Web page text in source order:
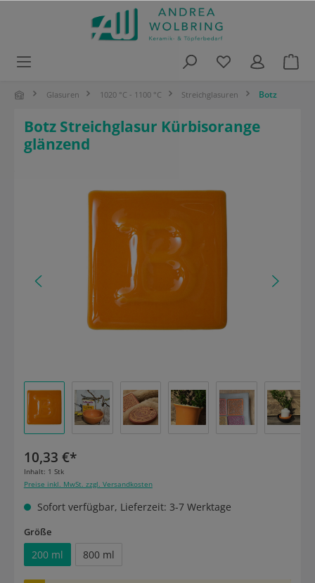
Glasuren 1020 °C - 1100 °C Streichglasuren Botz
Botz Streichglasur Kürbisorange
glänzend
Bildergalerie überspringen
10,33 €*
Inhalt: 1 Stk
Preise inkl. MwSt. zzgl. Versandkosten
Sofort verfügbar, Lieferzeit: 3-7 Werktage
Größeauswählen
200 ml 800 ml